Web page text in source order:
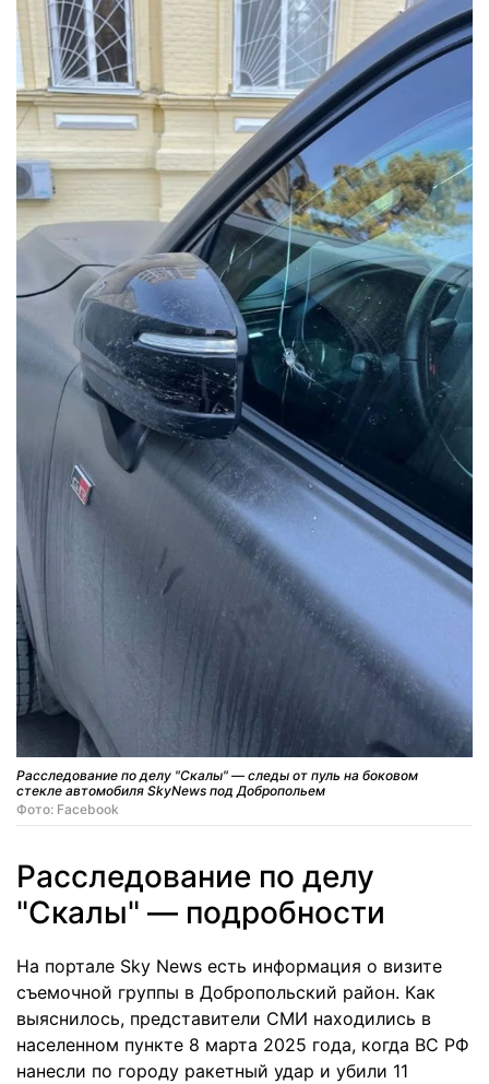
Расследование по делу "Скалы" — следы от пуль на боковом
стекле автомобиля SkyNews под Добропольем
Фото: Facebook
Расследование по делу
"Скалы" — подробности
На портале Sky News есть информация о визите
съемочной группы в Добропольский район. Как
выяснилось, представители СМИ находились в
населенном пункте 8 марта 2025 года, когда ВС РФ
нанесли по городу ракетный удар и убили 11